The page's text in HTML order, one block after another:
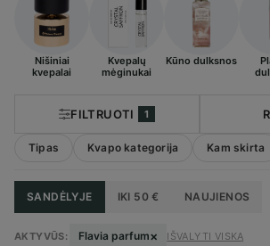
Nišiniai
kvepalai
Kvepalų
mėginukai
Kūno dulksnos
FILTRUOTI 1
Tipas Kvapo kategorija Kam skirta
SANDĖLYJE IKI 50 € NAUJIENOS
AKTYVŪS: Flavia parfum× IŠVALYTI VISKĄ